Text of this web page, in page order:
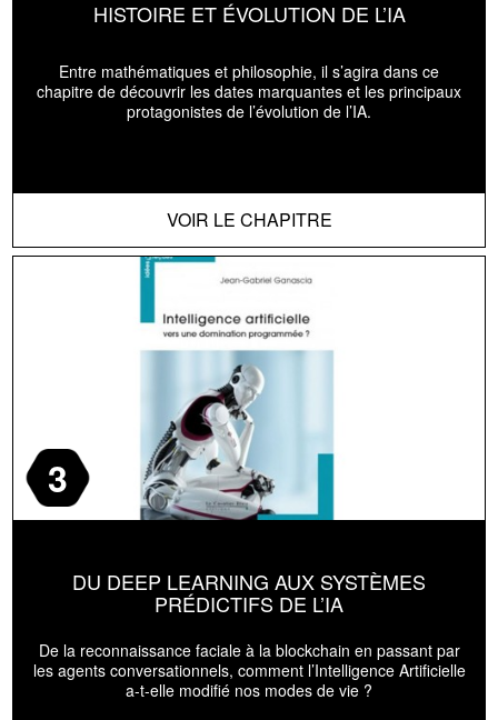
HISTOIRE ET ÉVOLUTION DE L’IA
Entre mathématiques et philosophie, il s’agira dans ce
chapitre de découvrir les dates marquantes et les principaux
protagonistes de l’évolution de l’IA.
VOIR LE CHAPITRE
3
DU DEEP LEARNING AUX SYSTÈMES
PRÉDICTIFS DE L’IA
De la reconnaissance faciale à la blockchain en passant par
les agents conversationnels, comment l’Intelligence Artificielle
a-t-elle modifié nos modes de vie ?